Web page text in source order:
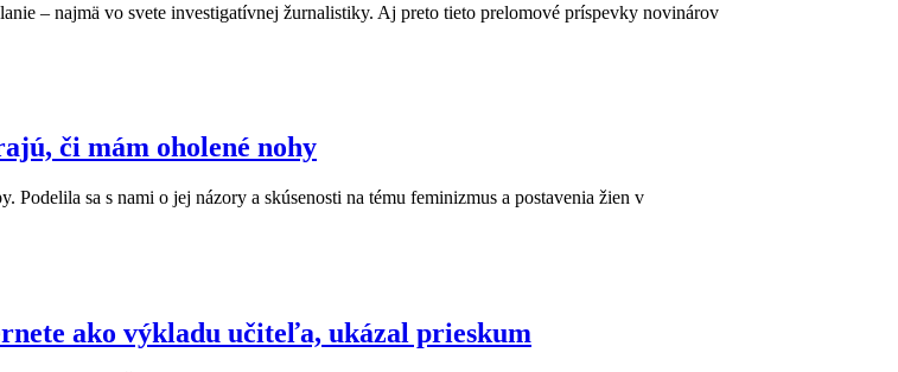
– najmä vo svete investigatívnej žurnalistiky. Aj preto tieto prelomové príspevky novinárov
či mám oholené nohy
Podelila sa s nami o jej názory a skúsenosti na tému feminizmus a postavenia žien v
ako výkladu učiteľa, ukázal prieskum